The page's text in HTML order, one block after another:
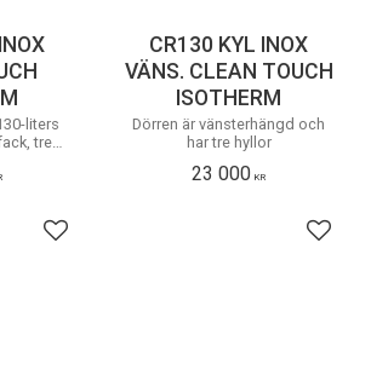
liters
tre
Lägg till i favoriter
CR130 KYL INOX
VÄNS. CLEAN TOUCH
ISOTHERM
Dörren är vänsterhängd och
har tre hyllor
23 000 KR
Lägg